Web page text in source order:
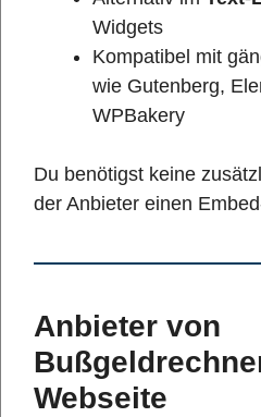
Widgets
Kompatibel mit
wie Gutenberg,
WPBakery
Du benötigst keine
der Anbieter einen
Anbieter von
Webseite